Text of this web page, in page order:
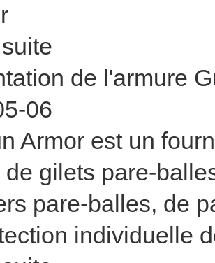
de l'armure
06
Armor est un
de gilets pare-
pare-balles, de
individuelle